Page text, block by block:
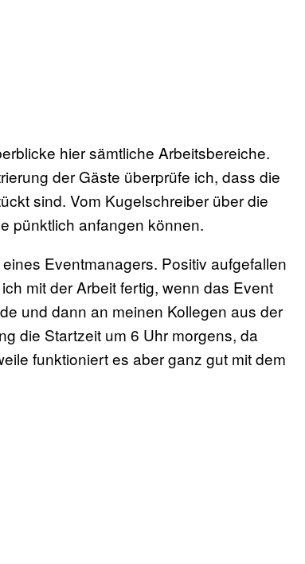
hier sämtliche Arbeitsbereiche.
der Gäste überprüfe ich, dass die
sind. Vom Kugelschreiber über die
pünktlich anfangen können.
Eventmanagers. Positiv aufgefallen
mit der Arbeit fertig, wenn das Event
und dann an meinen Kollegen aus der
die Startzeit um 6 Uhr morgens, da
funktioniert es aber ganz gut mit dem